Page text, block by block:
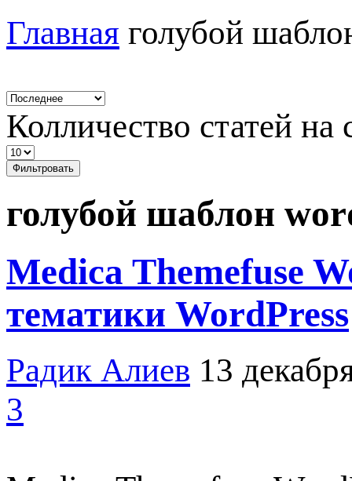
Главная голубой
Колличество статей на
Фильтровать
голубой шаблон
Medica Themefuse
тематики WordPress
Радик Алиев 13
3